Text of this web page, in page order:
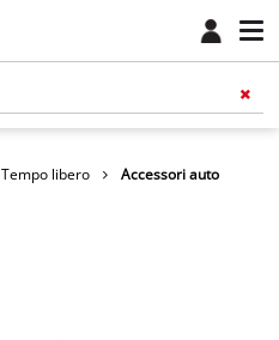
Tempo libero Accessori auto